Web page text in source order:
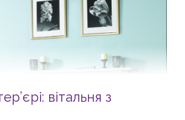
вітальня з